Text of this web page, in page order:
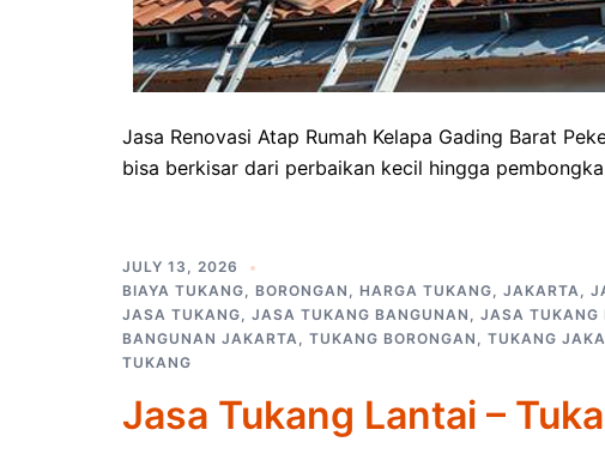
Jasa Renovasi Atap Rumah Kelapa Gading Barat
bisa berkisar dari perbaikan kecil hingga
JULY 13, 2026
BIAYA TUKANG, BORONGAN , HARGA TUKANG, JAKARTA,
JASA TUKANG, JASA TUKANG BANGUNAN , JASA TUKANG
BANGUNAN JAKARTA, TUKANG BORONGAN , TUKANG
TUKANG
Jasa Tukang Lantai –